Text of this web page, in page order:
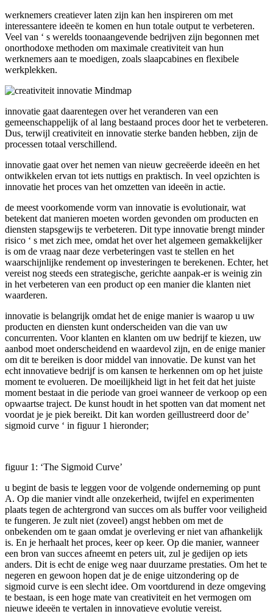
werknemers creatiever laten zijn kan hen inspireren om met
interessantere ideeën te komen en hun totale output te verbeteren.
Veel van ‘ s werelds toonaangevende bedrijven zijn begonnen met
onorthodoxe methoden om maximale creativiteit van hun
werknemers aan te moedigen, zoals slaapcabines en flexibele
werkplekken.
innovatie gaat daarentegen over het veranderen van een
gemeenschappelijk of al lang bestaand proces door het te verbeteren.
Dus, terwijl creativiteit en innovatie sterke banden hebben, zijn de
processen totaal verschillend.
innovatie gaat over het nemen van nieuw gecreëerde ideeën en het
ontwikkelen ervan tot iets nuttigs en praktisch. In veel opzichten is
innovatie het proces van het omzetten van ideeën in actie.
de meest voorkomende vorm van innovatie is evolutionair, wat
betekent dat manieren moeten worden gevonden om producten en
diensten stapsgewijs te verbeteren. Dit type innovatie brengt minder
risico ‘ s met zich mee, omdat het over het algemeen gemakkelijker
is om de vraag naar deze verbeteringen vast te stellen en het
waarschijnlijke rendement op investeringen te berekenen. Echter, het
vereist nog steeds een strategische, gerichte aanpak-er is weinig zin
in het verbeteren van een product op een manier die klanten niet
waarderen.
innovatie is belangrijk omdat het de enige manier is waarop u uw
producten en diensten kunt onderscheiden van die van uw
concurrenten. Voor klanten en klanten om uw bedrijf te kiezen, uw
aanbod moet onderscheidend en waardevol zijn, en de enige manier
om dit te bereiken is door middel van innovatie. De kunst van het
echt innovatieve bedrijf is om kansen te herkennen om op het juiste
moment te evolueren. De moeilijkheid ligt in het feit dat het juiste
moment bestaat in die periode van groei wanneer de verkoop op een
opwaartse traject. De kunst houdt in het spotten van dat moment net
voordat je je piek bereikt. Dit kan worden geïllustreerd door de’
sigmoid curve ‘ in figuur 1 hieronder;
figuur 1: ‘The Sigmoid Curve’
u begint de basis te leggen voor de volgende onderneming op punt
A. Op die manier vindt alle onzekerheid, twijfel en experimenten
plaats tegen de achtergrond van succes om als buffer voor veiligheid
te fungeren. Je zult niet (zoveel) angst hebben om met de
onbekenden om te gaan omdat je overleving er niet van afhankelijk
is. En je herhaalt het proces, keer op keer. Op die manier, wanneer
een bron van succes afneemt en peters uit, zul je gedijen op iets
anders. Dit is echt de enige weg naar duurzame prestaties. Om het te
negeren en gewoon hopen dat je de enige uitzondering op de
sigmoid curve is een slecht idee. Om voortdurend in deze omgeving
te bestaan, is een hoge mate van creativiteit en het vermogen om
nieuwe ideeën te vertalen in innovatieve evolutie vereist.